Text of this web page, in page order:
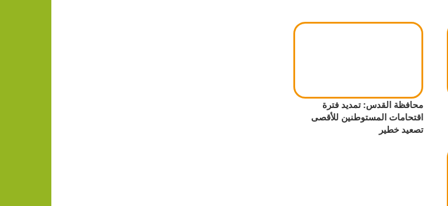
محافظة القدس: تمديد فترة
اقتحامات المستوطنين للأقصى
تصعيد خطير